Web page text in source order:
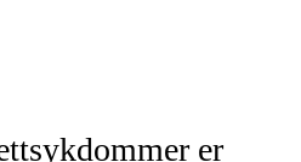
er